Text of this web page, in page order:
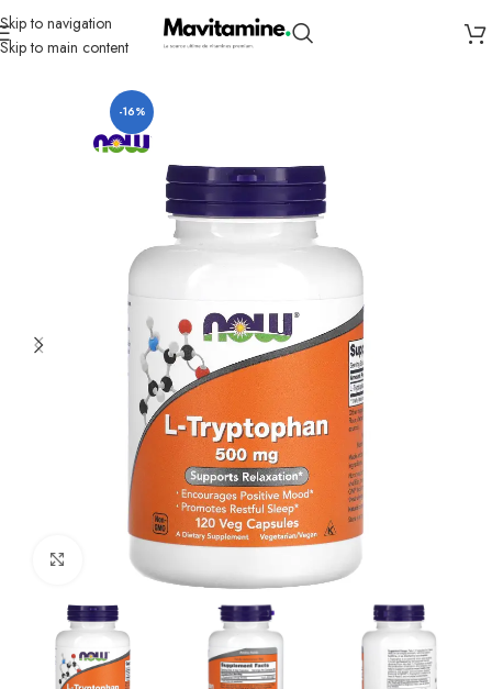
Skip to navigation
Skip to main content
Accueil Compléments
-16%
Agrandir